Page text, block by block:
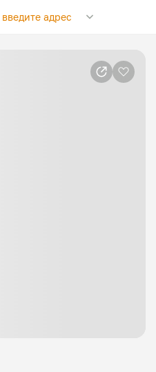
введите адрес